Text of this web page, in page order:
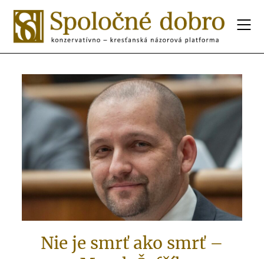
Nie je smrť ako smrť –